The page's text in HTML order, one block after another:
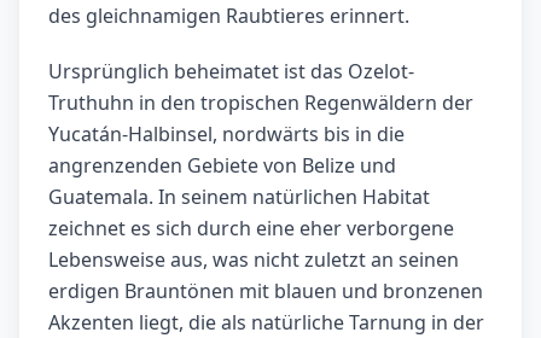
des gleichnamigen Raubtieres erinnert.
Ursprünglich beheimatet ist das Ozelot-
Truthuhn in den tropischen Regenwäldern der
Yucatán-Halbinsel, nordwärts bis in die
angrenzenden Gebiete von Belize und
Guatemala. In seinem natürlichen Habitat
zeichnet es sich durch eine eher verborgene
Lebensweise aus, was nicht zuletzt an seinen
erdigen Brauntönen mit blauen und bronzenen
Akzenten liegt, die als natürliche Tarnung in der